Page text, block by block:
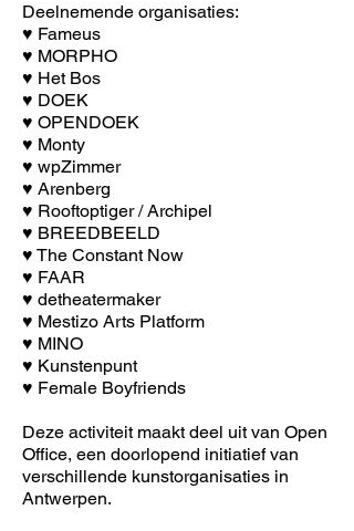
Deelnemende organisaties:
♥ Fameus
♥ MORPHO
♥ Het Bos
♥ DOEK
♥ OPENDOEK
♥ Monty
♥ wpZimmer
♥ Arenberg
♥ Rooftoptiger / Archipel
♥ BREEDBEELD
♥ The Constant Now
♥ FAAR
♥ detheatermaker
♥ Mestizo Arts Platform
♥ MINO
♥ Kunstenpunt
♥ Female Boyfriends
Deze activiteit maakt deel uit van Open
Office, een doorlopend initiatief van
verschillende kunstorganisaties in
Antwerpen.